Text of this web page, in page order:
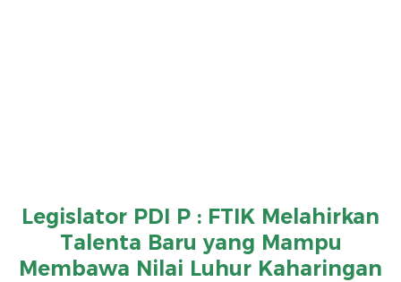
Legislator PDI P : FTIK Melahirkan
Talenta Baru yang Mampu
Membawa Nilai Luhur Kaharingan